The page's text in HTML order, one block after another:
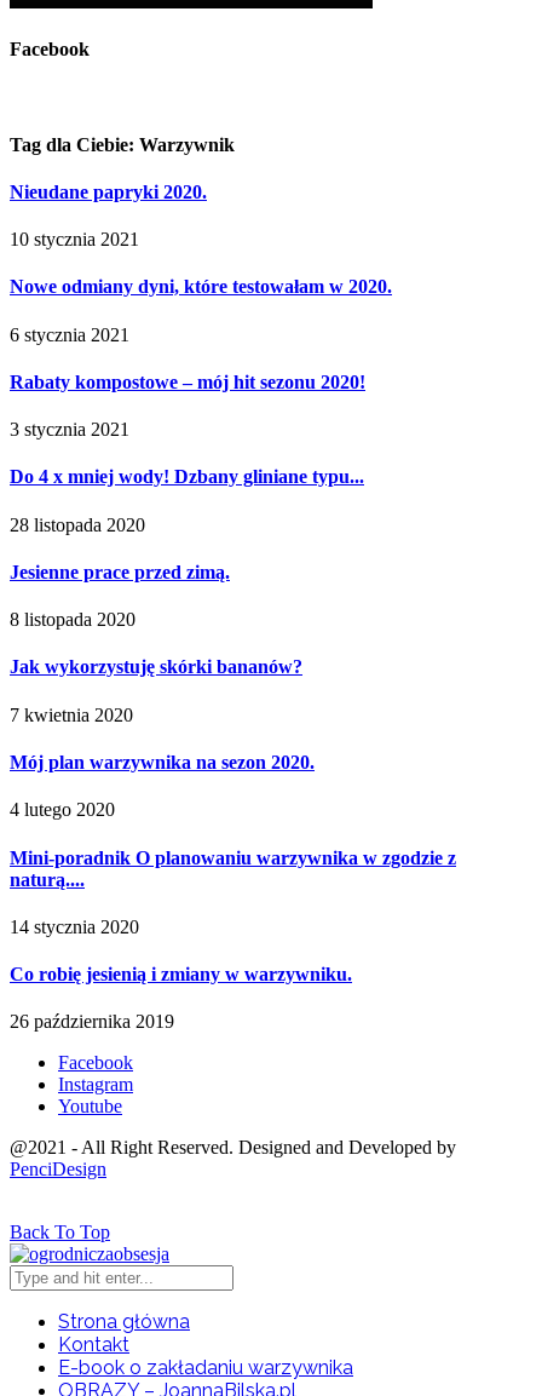
Facebook
Tag dla Ciebie: Warzywnik
Nieudane papryki 2020.
10 stycznia 2021
Nowe odmiany dyni, które testowałam w 2020.
6 stycznia 2021
Rabaty kompostowe – mój hit sezonu 2020!
3 stycznia 2021
Do 4 x mniej wody! Dzbany gliniane typu...
28 listopada 2020
Jesienne prace przed zimą.
8 listopada 2020
Jak wykorzystuję skórki bananów?
7 kwietnia 2020
Mój plan warzywnika na sezon 2020.
4 lutego 2020
Mini-poradnik O planowaniu warzywnika w zgodzie z
naturą....
14 stycznia 2020
Co robię jesienią i zmiany w warzywniku.
26 października 2019
Facebook
Instagram
Youtube
@2021 - All Right Reserved. Designed and Developed by
PenciDesign
Back To Top
Strona główna
Kontakt
E-book o zakładaniu warzywnika
OBRAZY – JoannaBilska.pl